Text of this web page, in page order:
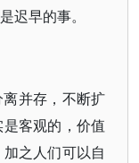
迟早的事。
并存，不断扩
客观的，价值
之人们可以自